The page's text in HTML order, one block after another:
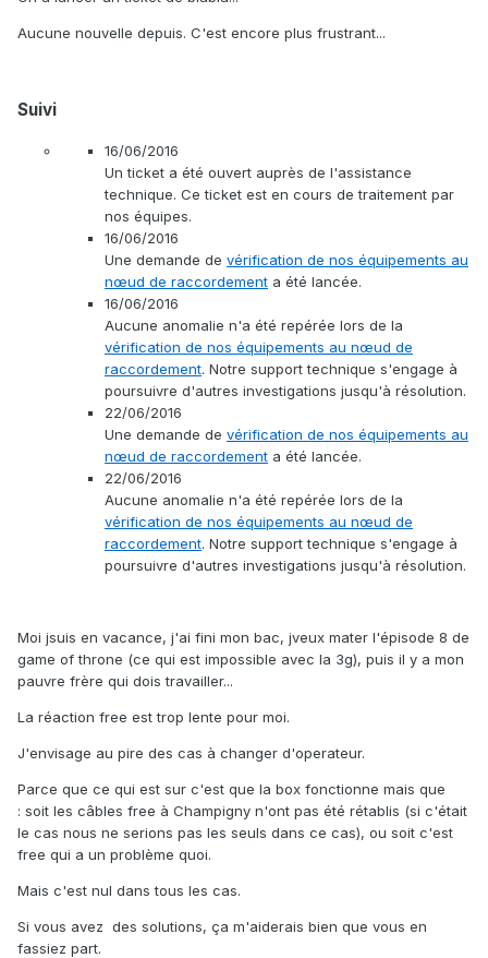
Aucune nouvelle depuis. C'est encore plus frustrant...
Suivi
16/06/2016
Un ticket a été ouvert auprès de l'assistance
technique. Ce ticket est en cours de traitement par
nos équipes.
16/06/2016
Une demande de vérification de nos équipements au
nœud de raccordement a été lancée.
16/06/2016
Aucune anomalie n'a été repérée lors de la
vérification de nos équipements au nœud de
raccordement. Notre support technique s'engage à
poursuivre d'autres investigations jusqu'à résolution.
22/06/2016
Une demande de vérification de nos équipements au
nœud de raccordement a été lancée.
22/06/2016
Aucune anomalie n'a été repérée lors de la
vérification de nos équipements au nœud de
raccordement. Notre support technique s'engage à
poursuivre d'autres investigations jusqu'à résolution.
Moi jsuis en vacance, j'ai fini mon bac, jveux mater l'épisode 8 de
game of throne (ce qui est impossible avec la 3g), puis il y a mon
pauvre frère qui dois travailler...
La réaction free est trop lente pour moi.
J'envisage au pire des cas à changer d'operateur.
Parce que ce qui est sur c'est que la box fonctionne mais que
: soit les câbles free à Champigny n'ont pas été rétablis (si c'était
le cas nous ne serions pas les seuls dans ce cas), ou soit c'est
free qui a un problème quoi.
Mais c'est nul dans tous les cas.
Si vous avez des solutions, ça m'aiderais bien que vous en
fassiez part.